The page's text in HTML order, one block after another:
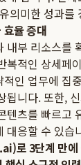
의미한 성과를
효율 증대
내부 리소스를
복적인 상세페
인 업무에 집
됩니다. 또한,
텐츠를 빠르고
대응할 수 있습
로 3단계 만에